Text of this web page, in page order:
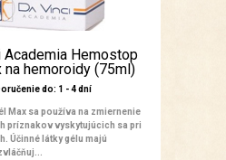
Academia Hemostop
na hemoroidy (75ml)
do: 1 - 4 dní
Max sa používa na zmiernenie
príznakov vyskytujúcich sa pri
Účinné látky gélu majú